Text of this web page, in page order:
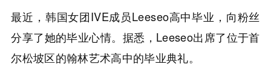
最近，韩国女团IVE成员Leeseo高中毕业，向粉丝
分享了她的毕业心情。据悉，Leeseo出席了位于首
尔松坡区的翰林艺术高中的毕业典礼。